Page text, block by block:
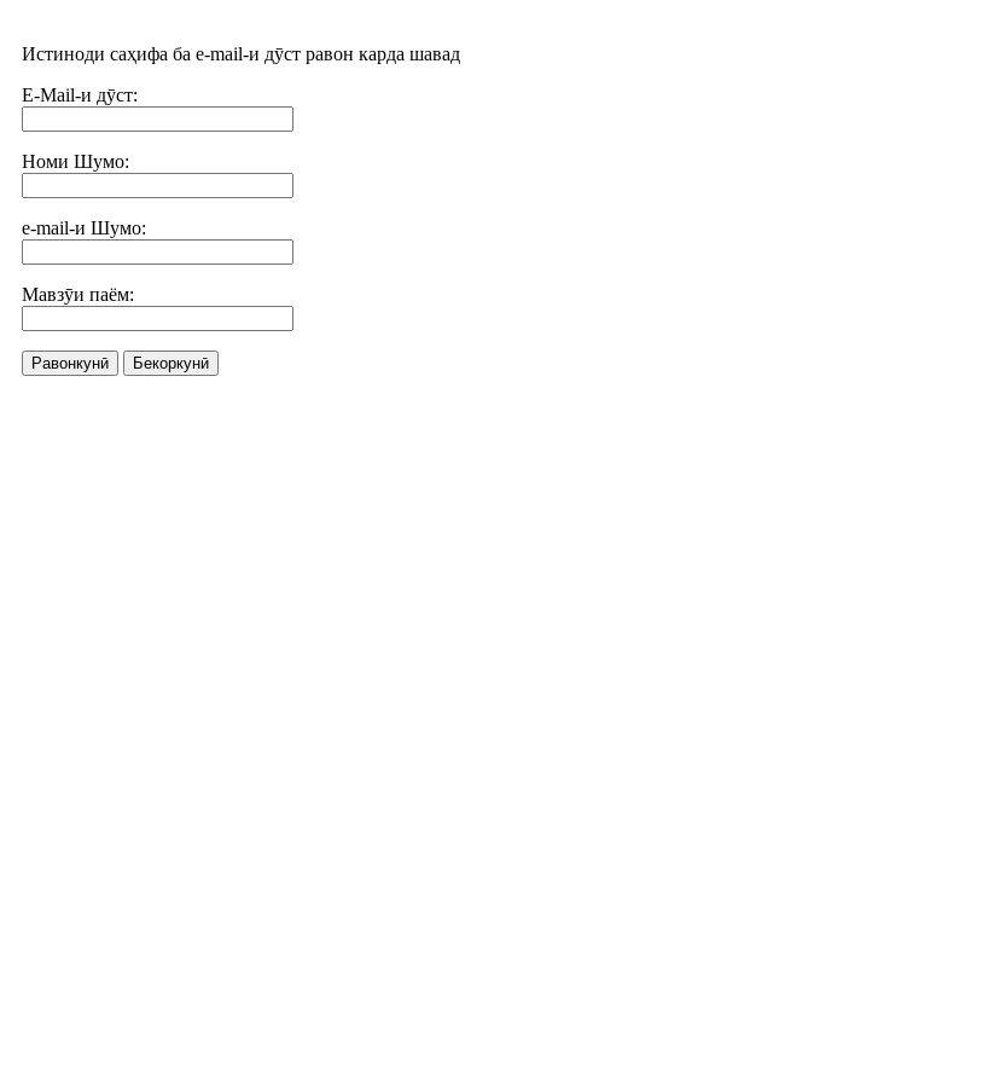
Истиноди саҳифа ба e-mail-и дӯст равон карда шавад
E-Mail-и дӯст:
Номи Шумо:
e-mail-и Шумо:
Мавзӯи паём:
Равонкунӣ Бекоркунӣ